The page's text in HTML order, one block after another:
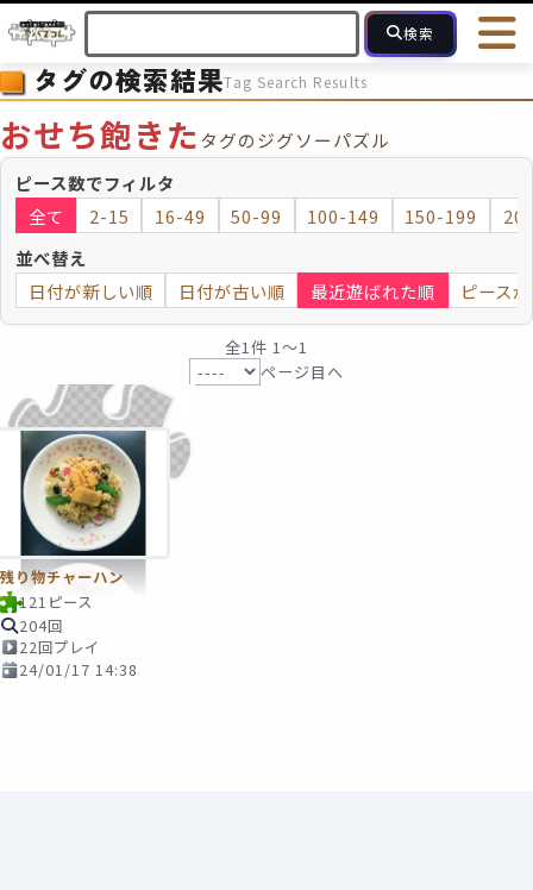
検索
HOME 会員登録
ヘルプ
最近投稿され
ピース数 2～15 16～49 50～99 100
モザイク モザイクのみ
タグの検索結果Tag Search Results
おせち飽きたタグのジグソーパズル
ピース数でフィルタ
全て
2-15 16-49 50-99 100-149 150-199
並べ替え
日付が新しい順
日付が古い順 最近遊ばれた順 ピース
全1件 1〜1
ページ目へ
残り物チャーハン
121ピース
204回
22回プレイ
24/01/17 14:38